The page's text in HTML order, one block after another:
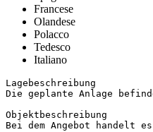
Francese
Olandese
Polacco
Tedesco
Italiano
Lagebeschreibung
Die geplante Anlage
Objektbeschreibung
Bei dem Angebot handelt